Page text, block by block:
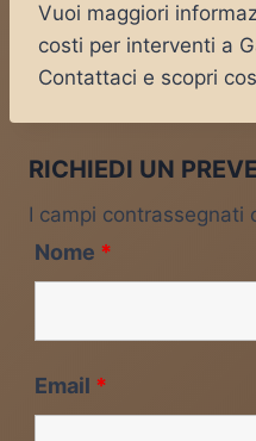
Vuoi maggiori
costi per interventi a
Contattaci e scopri
RICHIEDI UN
I campi contrassegnati
Nome *
Email *